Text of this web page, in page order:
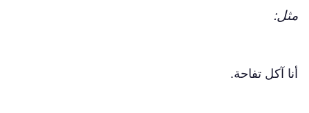
مثل:
أنا آكل تفاحة.